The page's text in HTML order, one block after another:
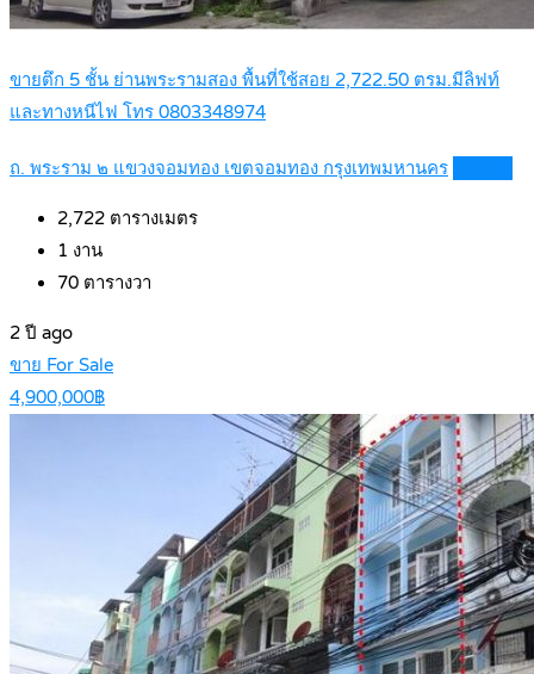
ขายตึก 5 ชั้น ย่านพระรามสอง พื้นที่ใช้สอย 2,722.50 ตรม.มีลิฟท์
และทางหนีไฟ โทร 0803348974
ถ. พระราม ๒ แขวงจอมทอง เขตจอมทอง กรุงเทพมหานคร
2,722 ตารางเมตร
1 งาน
70 ตารางวา
2 ปี ago
ขาย For Sale
4,900,000฿